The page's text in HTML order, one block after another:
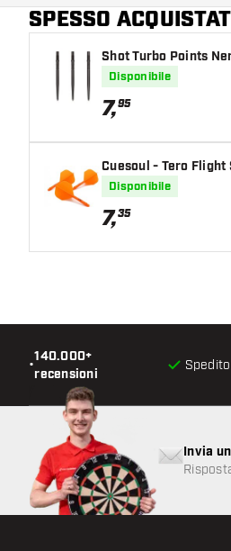
SPESSO
Shot Turbo Points
Disponibile
7,95
Cuesoul - Tero Flight
Disponibile
7,35
•
140.000+
recensioni
Invia